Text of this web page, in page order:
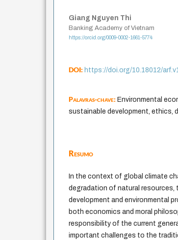
Giang Nguyen Thi
Banking Academy of Vietnam
https://orcid.org/0009-0002-1661-5774
DOI:https://doi.org/10.18012/
Palavras-chave:Environmental
sustainable development, ethics,
Resumo
In the context of global climate
degradation of natural resources,
development and environmental
both economics and moral
responsibility of the current
important challenges to the